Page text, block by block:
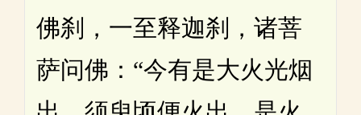
佛刹，一至释迦刹，诸菩
萨问佛：“今有是大火光烟